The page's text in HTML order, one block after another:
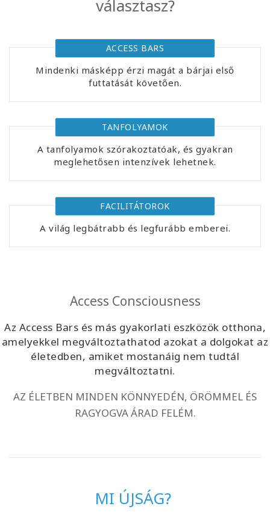
More
KAPCSOLAT
választasz?
ACCESS BARS
Mindenki másképp érzi magát a bárjai első
futtatását követően.
TANFOLYAMOK
A tanfolyamok szórakoztatóak, és gyakran
meglehetősen intenzívek lehetnek.
FACILITÁTOROK
A világ legbátrabb és legfurább emberei.
Access Consciousness
Az Access Bars és más gyakorlati eszközök otthona,
amelyekkel megváltoztathatod azokat a dolgokat az
életedben, amiket mostanáig nem tudtál
megváltoztatni.
AZ ÉLETBEN MINDEN KÖNNYEDÉN, ÖRÖMMEL ÉS
RAGYOGVA ÁRAD FELÉM.
MI ÚJSÁG?